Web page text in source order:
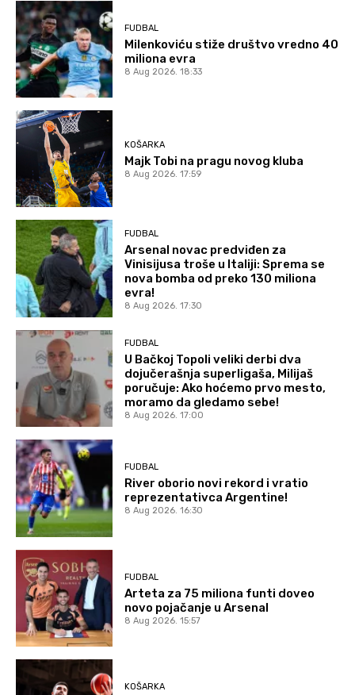
FUDBAL
Milenkoviću stiže društvo vredno 40
miliona evra
8 Aug 2026. 18:33
KOŠARKA
Majk Tobi na pragu novog kluba
8 Aug 2026. 17:59
FUDBAL
Arsenal novac predviđen za
Vinisijusa troše u Italiji: Sprema se
nova bomba od preko 130 miliona
evra!
8 Aug 2026. 17:30
FUDBAL
U Bačkoj Topoli veliki derbi dva
dojučerašnja superligaša, Milijaš
poručuje: Ako hoćemo prvo mesto,
moramo da gledamo sebe!
8 Aug 2026. 17:00
FUDBAL
River oborio novi rekord i vratio
reprezentativca Argentine!
8 Aug 2026. 16:30
FUDBAL
Arteta za 75 miliona funti doveo
novo pojačanje u Arsenal
8 Aug 2026. 15:57
KOŠARKA